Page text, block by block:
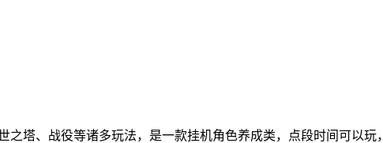
之塔、战役等诸多玩法，是一款挂机角色养成类，点段时间可以玩